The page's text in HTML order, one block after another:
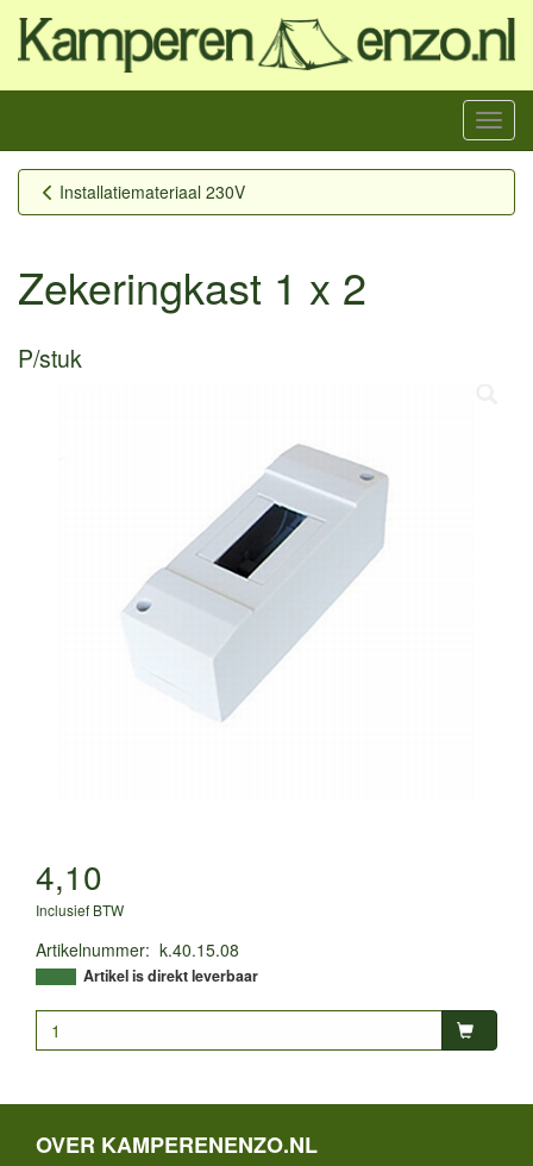
Menu
Installatiemateriaal 230V
Zekeringkast 1 x 2
P/stuk
4,10
Inclusief BTW
Artikelnummer: k.40.15.08
Artikel is direkt leverbaar
OVER KAMPERENENZO.NL